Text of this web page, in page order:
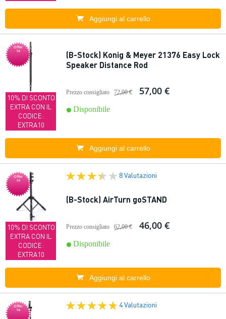
Aggiungi al carrello
Offer
ta
10% DI SCONTO
EXTRA CON IL
CODICE:
EXTRA10
(B-Stock) Konig & Meyer 21376 Easy Lock
Speaker Distance Rod
Prezzo consigliato 72,00 € 57,00 €
Disponibile
Aggiungi al carrello
Offer
ta
10% DI SCONTO
EXTRA CON IL
CODICE:
EXTRA10
8 Valutazioni
(B-Stock) AirTurn goSTAND
Prezzo consigliato 62,00 € 46,00 €
Disponibile
Aggiungi al carrello
Offer
ta
4 Valutazioni